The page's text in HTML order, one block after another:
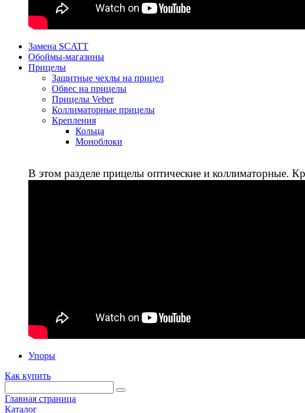
Замена SCATT
Обоймы-магазины
Прицелы
Защитные чехлы на прицел
Обвес на прицелы
Прицелы Veber
Коллиматорные прицелы
Крепления
Кольца
Моноблоки
В этом разделе прицелы оптические и коллиматорные.
Упоры
Как купить
Главная страница
Каталог